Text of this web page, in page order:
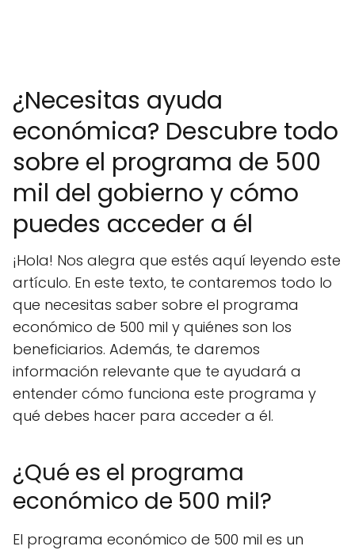
¿Necesitas ayuda
económica? Descubre todo
sobre el programa de 500
mil del gobierno y cómo
puedes acceder a él
¡Hola! Nos alegra que estés aquí leyendo este
artículo. En este texto, te contaremos todo lo
que necesitas saber sobre el programa
económico de 500 mil y quiénes son los
beneficiarios. Además, te daremos
información relevante que te ayudará a
entender cómo funciona este programa y
qué debes hacer para acceder a él.
¿Qué es el programa
económico de 500 mil?
El programa económico de 500 mil es un